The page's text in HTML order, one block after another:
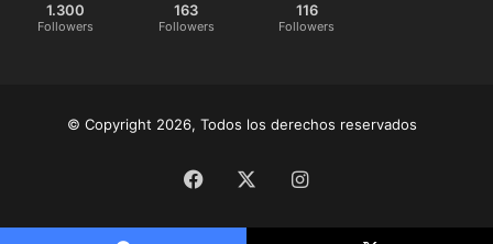
1.300
Followers
163
Followers
116
Followers
© Copyright 2026, Todos los derechos reservados
Facebook Instagram